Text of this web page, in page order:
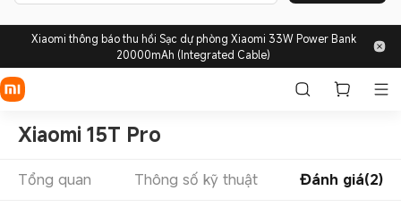
Xiaomi thông báo thu hồi Sạc dự phòng Xiaomi 33W Power Bank
20000mAh (Integrated Cable)
Xiaomi 15T Pro
Tổng quan Thông số kỹ thuật Đánh giá(2)